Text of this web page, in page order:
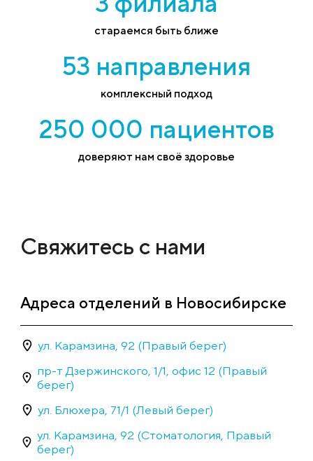
стараемся быть ближе
53 направления
комплексный подход
250 000 пациентов
доверяют нам своё здоровье
Свяжитесь с нами
Адреса отделений в Новосибирске
ул. Карамзина, 92 (Правый берег)
пр-т Дзержинского, 1/1, офис 12 (Правый
берег)
ул. Блюхера, 71/1 (Левый берег)
ул. Карамзина, 92 (Стоматология, Правый
берег)